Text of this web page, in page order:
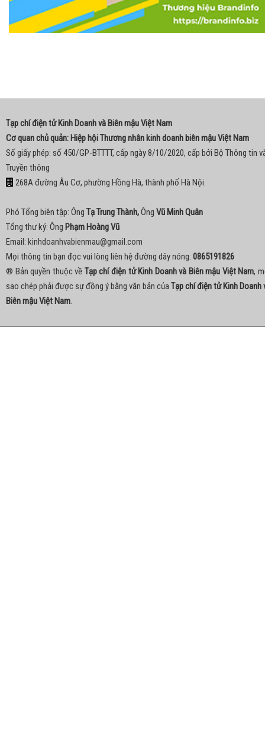
Tạp chí điện tử Kinh Doanh và Biên mậu Việt Nam
Cơ quan chủ quản: Hiệp hội Thương nhân kinh doanh biên mậu Việt Nam
Số giấy phép: số 450/GP-BTTTT, cấp ngày 8/10/2020, cấp bởi Bộ Thông tin
Truyền thông
268A đường Âu Cơ, phường Hồng Hà, thành phố Hà Nội.
Phó Tổng biên tập: Ông Tạ Trung Thành,Ông Vũ Minh Quân
Tổng thư ký: Ông Phạm Hoàng Vũ
Email: kinhdoanhvabienmau@gmail.com
Mọi thông tin bạn đọc vui lòng liên hệ đường dây nóng: 0865191826
® Bản quyền thuộc về Tạp chí điện tử Kinh Doanh và Biên mậu Việt Nam,
sao chép phải được sự đồng ý bằng văn bản củaTạp chí điện tử Kinh Doanh
Biên mậu Việt Nam.